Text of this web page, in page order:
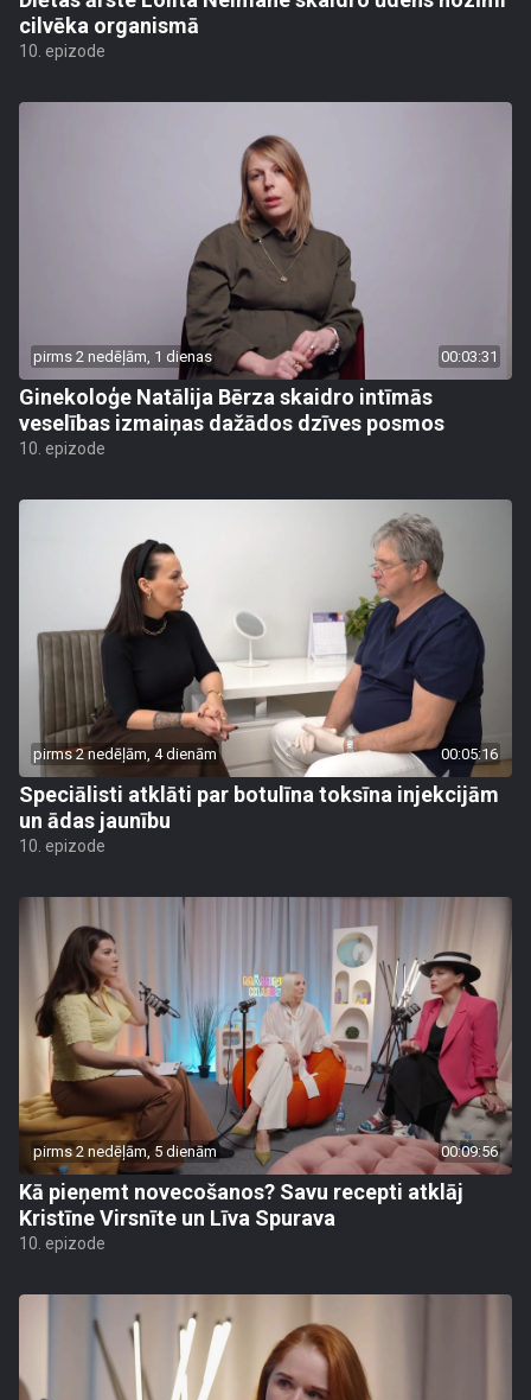
cilvēka organismā
10. epizode
pirms 2 nedēļām, 1 dienas 00:03:31
Ginekoloģe Natālija Bērza skaidro intīmās
veselības izmaiņas dažādos dzīves posmos
10. epizode
pirms 2 nedēļām, 4 dienām 00:05:16
Speciālisti atklāti par botulīna toksīna injekcijām
un ādas jaunību
10. epizode
pirms 2 nedēļām, 5 dienām 00:09:56
Kā pieņemt novecošanos? Savu recepti atklāj
Kristīne Virsnīte un Līva Spurava
10. epizode